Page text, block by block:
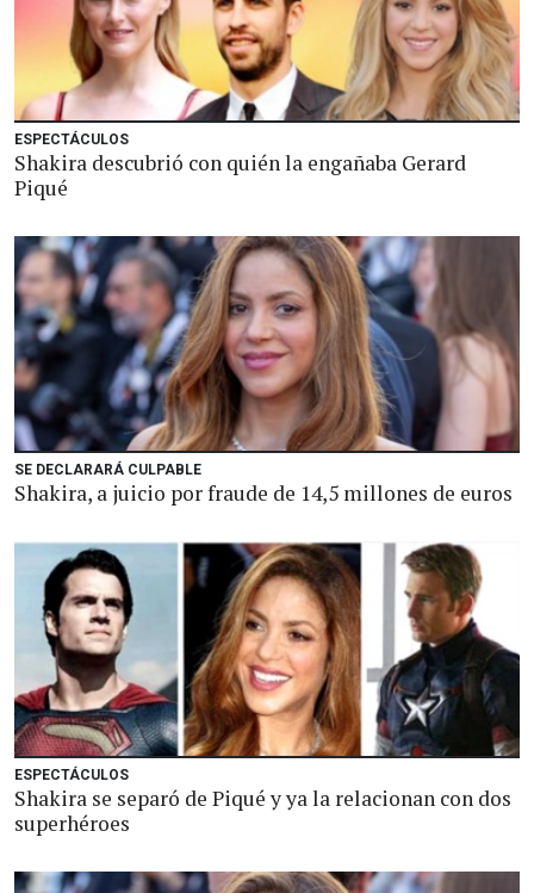
ESPECTÁCULOS
Shakira descubrió con quién la engañaba Gerard
Piqué
SE DECLARARÁ CULPABLE
Shakira, a juicio por fraude de 14,5 millones de euros
ESPECTÁCULOS
Shakira se separó de Piqué y ya la relacionan con dos
superhéroes